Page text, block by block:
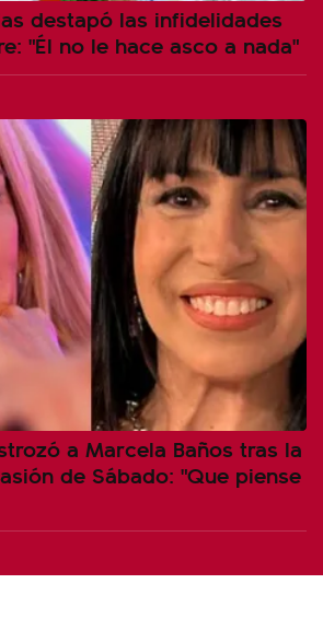
destapó las infidelidades
"Él no le hace asco a nada"
a Marcela Baños tras la
de Sábado: "Que piense